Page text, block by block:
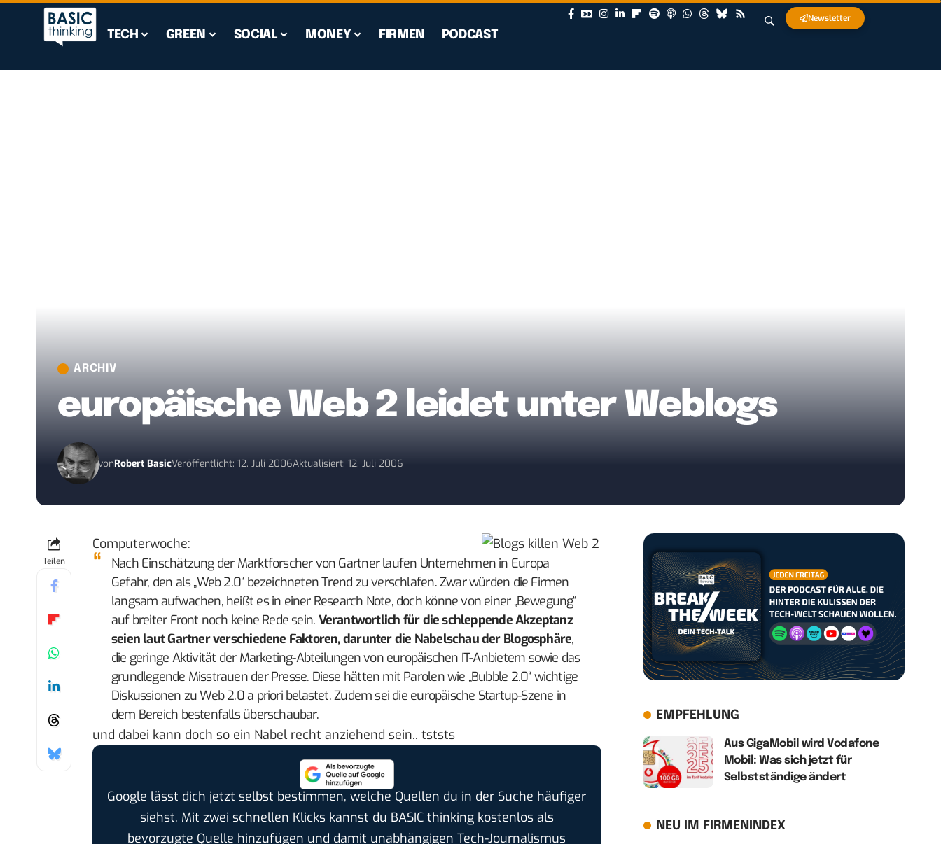
TECH GREEN SOCIAL MONEY FIRMEN PODCAST
Newsletter
ARCHIV
europäische Web 2 leidet unter Weblogs
vonRobert BasicVeröffentlicht: 12. Juli 2006Aktualisiert: 12. Juli 2006
Teilen
Computerwoche:
Nach Einschätzung der Marktforscher von Gartner laufen Unternehmen in Europa
Gefahr, den als „Web 2.0“ bezeichneten Trend zu verschlafen. Zwar würden die Firmen
langsam aufwachen, heißt es in einer Research Note, doch könne von einer „Bewegung“
auf breiter Front noch keine Rede sein. Verantwortlich für die schleppende Akzeptanz
seien laut Gartner verschiedene Faktoren, darunter die Nabelschau der Blogosphäre,
die geringe Aktivität der Marketing-Abteilungen von europäischen IT-Anbietern sowie das
grundlegende Misstrauen der Presse. Diese hätten mit Parolen wie „Bubble 2.0“ wichtige
Diskussionen zu Web 2.0 a priori belastet. Zudem sei die europäische Startup-Szene in
dem Bereich bestenfalls überschaubar.
und dabei kann doch so ein Nabel recht anziehend sein.. tststs
Google lässt dich jetzt selbst bestimmen, welche Quellen du in der Suche häufiger
siehst. Mit zwei schnellen Klicks kannst du BASIC thinking kostenlos als
bevorzugte Quelle hinzufügen und damit unabhängigen Tech-Journalismus
EMPFEHLUNG
Aus GigaMobil wird Vodafone
Mobil: Was sich jetzt für
Selbstständige ändert
NEU IM FIRMENINDEX